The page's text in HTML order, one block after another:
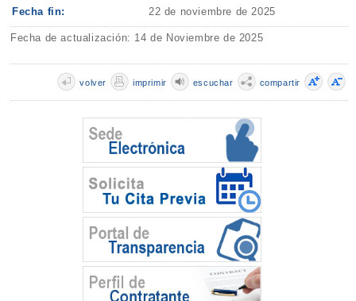
Fecha fin: 22 de noviembre de 2025
Fecha de actualización: 14 de Noviembre de 2025
compartir
escuchar
imprimir
volver